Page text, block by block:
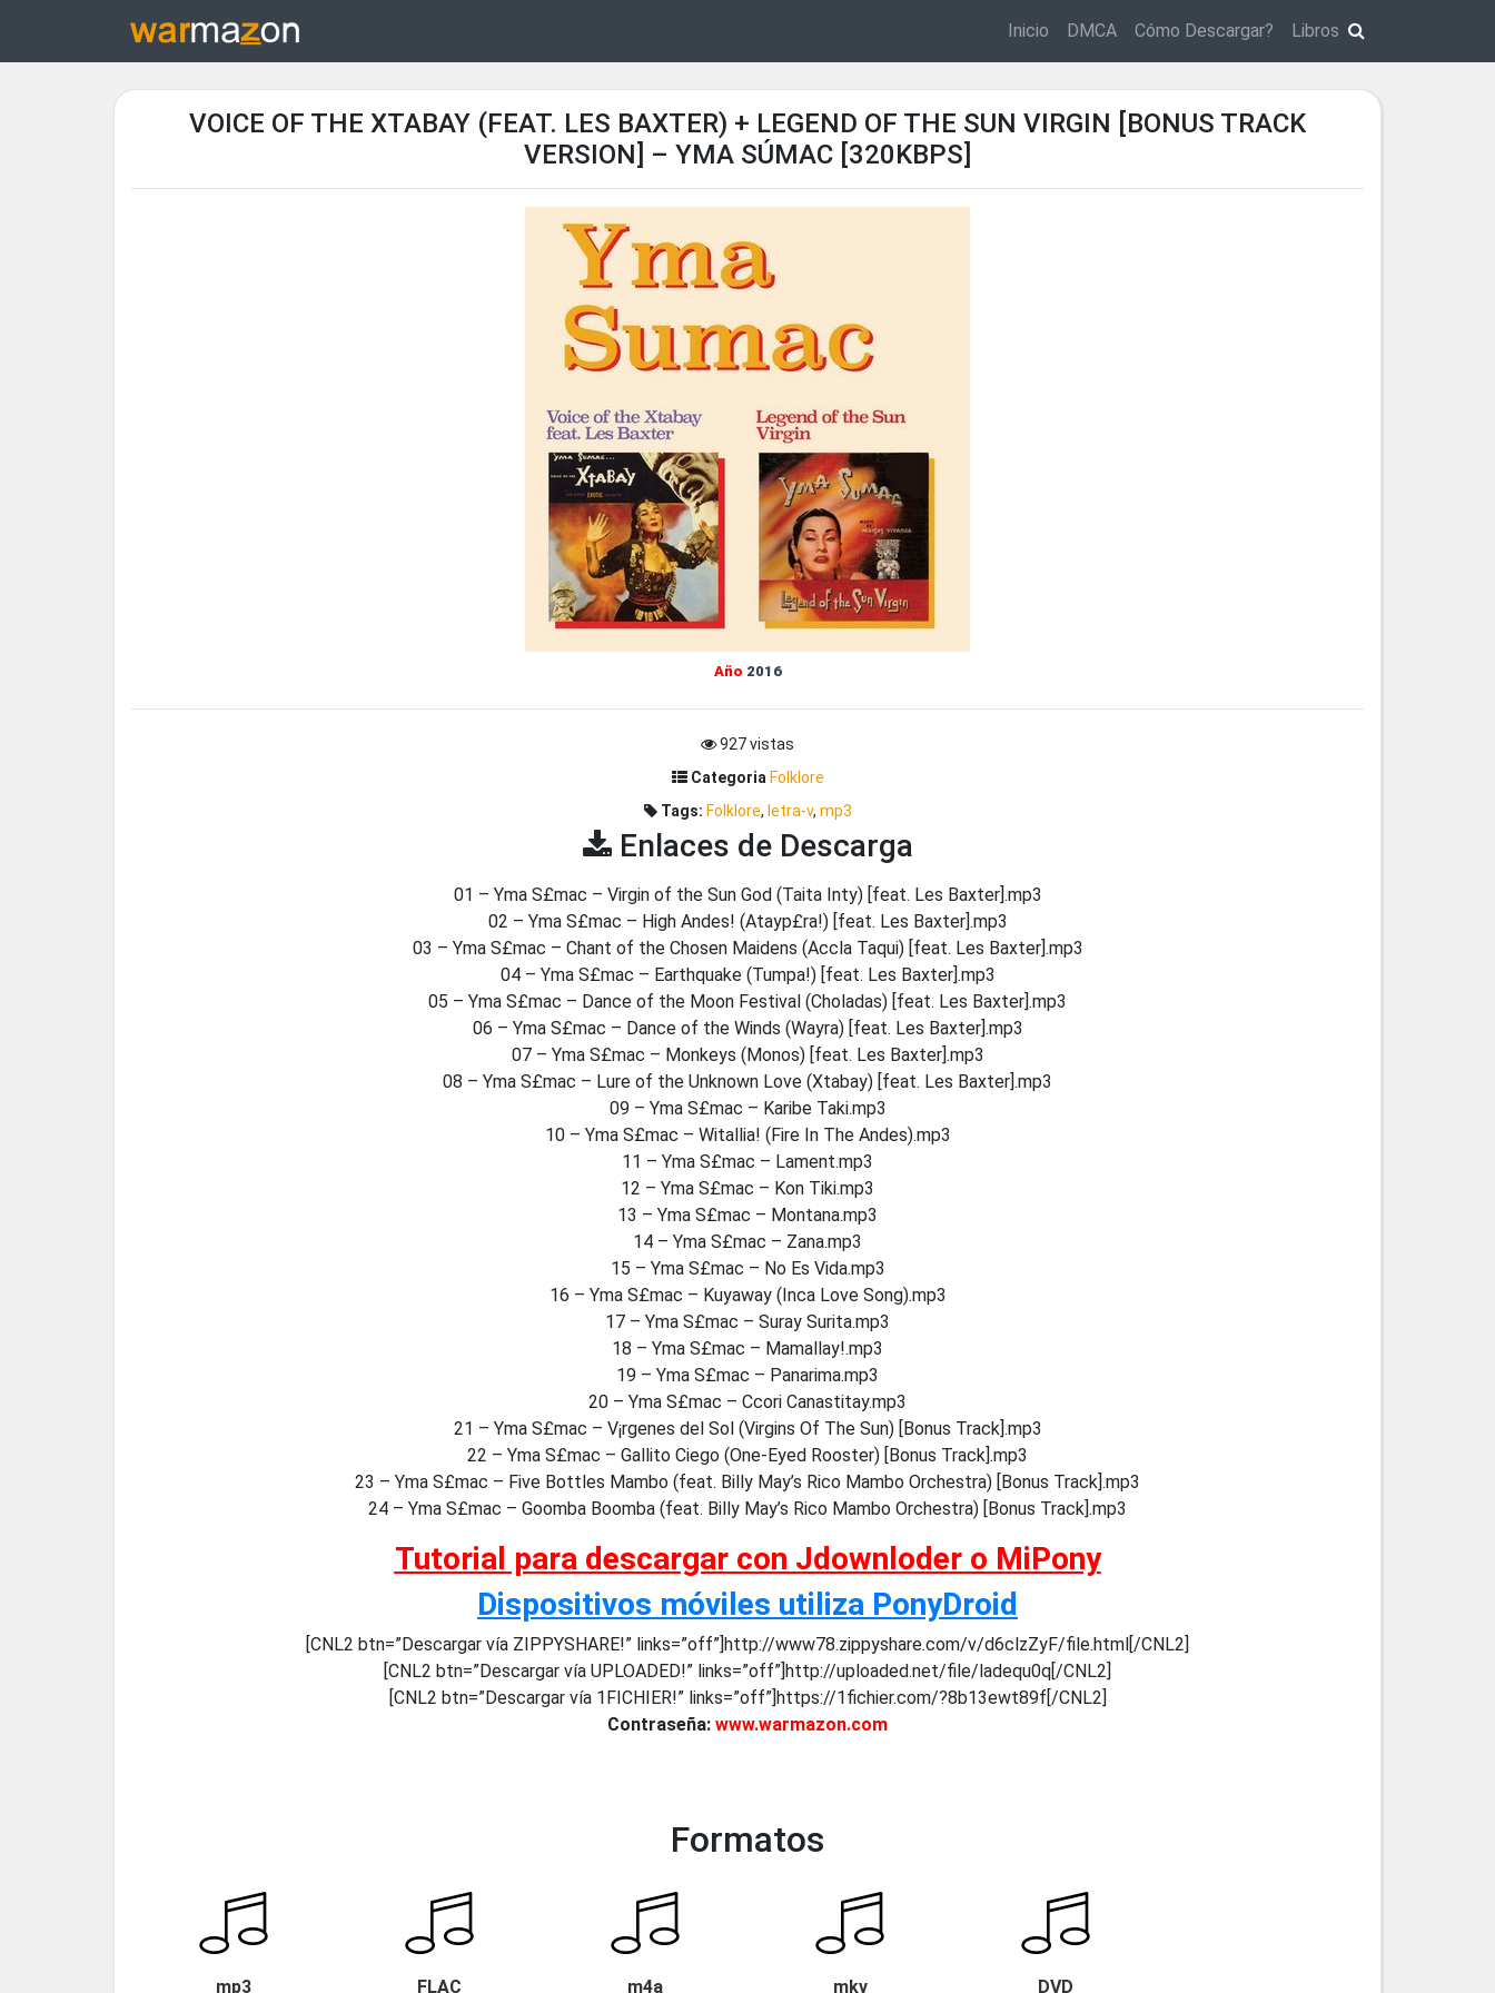
Inicio DMCA Cómo Descargar? Libros
VOICE OF THE XTABAY (FEAT. LES BAXTER) + LEGEND OF THE SUN VIRGIN [BONUS TRACK
VERSION] – YMA SÚMAC [320KBPS]
Año 2016
927 vistas
Categoria Folklore
Tags: Folklore, letra-v, mp3
Enlaces de Descarga
01 – Yma S£mac – Virgin of the Sun God (Taita Inty) [feat. Les Baxter].mp3
02 – Yma S£mac – High Andes! (Atayp£ra!) [feat. Les Baxter].mp3
03 – Yma S£mac – Chant of the Chosen Maidens (Accla Taqui) [feat. Les Baxter].mp3
04 – Yma S£mac – Earthquake (Tumpa!) [feat. Les Baxter].mp3
05 – Yma S£mac – Dance of the Moon Festival (Choladas) [feat. Les Baxter].mp3
06 – Yma S£mac – Dance of the Winds (Wayra) [feat. Les Baxter].mp3
07 – Yma S£mac – Monkeys (Monos) [feat. Les Baxter].mp3
08 – Yma S£mac – Lure of the Unknown Love (Xtabay) [feat. Les Baxter].mp3
09 – Yma S£mac – Karibe Taki.mp3
10 – Yma S£mac – Witallia! (Fire In The Andes).mp3
11 – Yma S£mac – Lament.mp3
12 – Yma S£mac – Kon Tiki.mp3
13 – Yma S£mac – Montana.mp3
14 – Yma S£mac – Zana.mp3
15 – Yma S£mac – No Es Vida.mp3
16 – Yma S£mac – Kuyaway (Inca Love Song).mp3
17 – Yma S£mac – Suray Surita.mp3
18 – Yma S£mac – Mamallay!.mp3
19 – Yma S£mac – Panarima.mp3
20 – Yma S£mac – Ccori Canastitay.mp3
21 – Yma S£mac – V¡rgenes del Sol (Virgins Of The Sun) [Bonus Track].mp3
22 – Yma S£mac – Gallito Ciego (One-Eyed Rooster) [Bonus Track].mp3
23 – Yma S£mac – Five Bottles Mambo (feat. Billy May’s Rico Mambo Orchestra) [Bonus Track].mp3
24 – Yma S£mac – Goomba Boomba (feat. Billy May’s Rico Mambo Orchestra) [Bonus Track].mp3
Tutorial para descargar con Jdownloder o MiPony
Dispositivos móviles utiliza PonyDroid
[CNL2 btn=”Descargar vía ZIPPYSHARE!” links=”off”]http://www78.zippyshare.com/v/d6clzZyF/file.html[/CNL2]
[CNL2 btn=”Descargar vía UPLOADED!” links=”off”]http://uploaded.net/file/ladequ0q[/CNL2]
[CNL2 btn=”Descargar vía 1FICHIER!” links=”off”]https://1fichier.com/?8b13ewt89f[/CNL2]
Contraseña: www.warmazon.com
Formatos
mp3 FLAC m4a mkv DVD